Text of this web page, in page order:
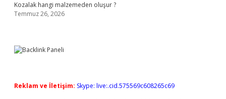
Kozalak hangi malzemeden oluşur ?
Temmuz 26, 2026
Reklam ve İletişim: Skype: live:.cid.575569c608265c69